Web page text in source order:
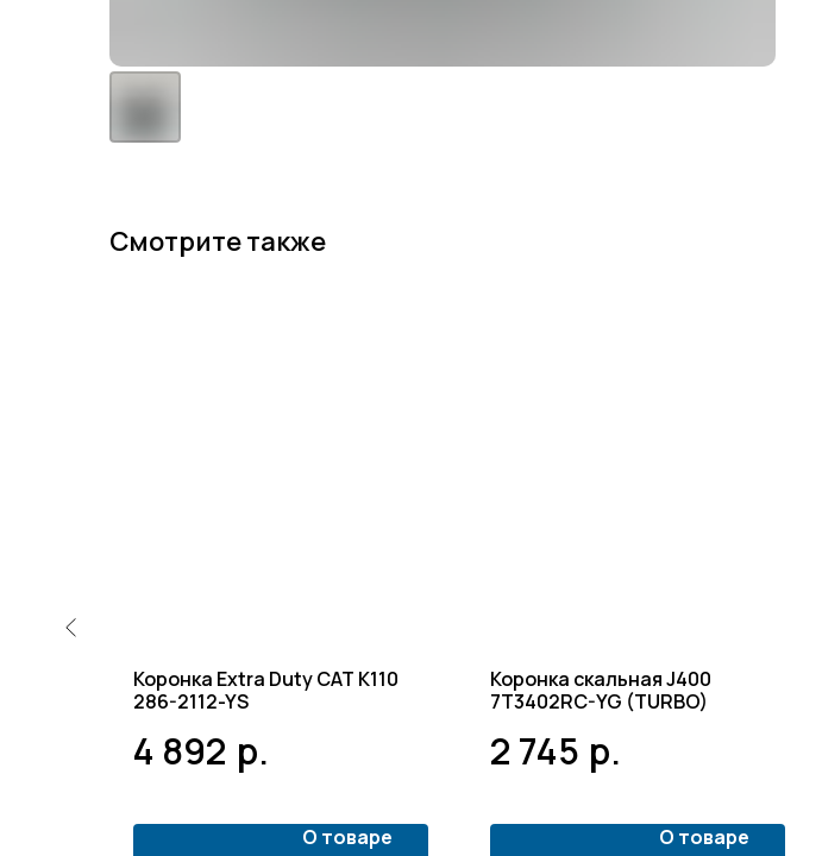
Смотрите также
Коронка Extra Duty CAT K110
286-2112-YS
4 892 р.
О товаре
Коронка скальная J400
7T3402RC-YG (TURBO)
2 745 р.
О товаре